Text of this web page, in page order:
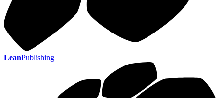
LeanPublishing